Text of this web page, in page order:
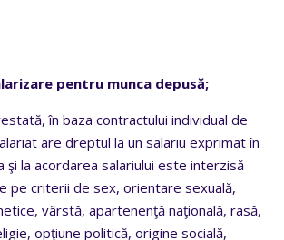
pentru munca depusă;
în baza contractului individual de
are dreptul la un salariu exprimat în
şi la acordarea salariului este interzisă
pe criterii de sex, orientare sexuală,
vârstă, apartenenţă naţională, rasă,
opţiune politică, origine socială,